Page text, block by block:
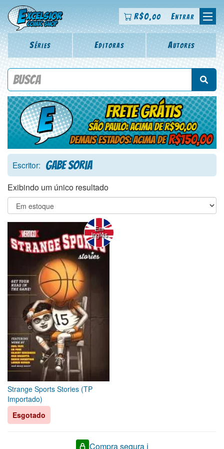
R$0,00 Entrar
Séries Editoras Autores
Procure por título da revista, personagem, série, escritor,
Escritor: Gabe Soria
Exibindo um único resultado
Strange Sports Stories (TP
Importado)
Esgotado
Em
Inglês
Compra segura ℹ️